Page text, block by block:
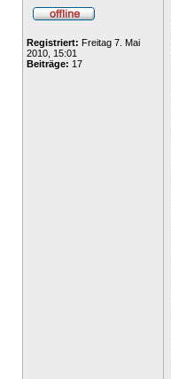
Registriert: Freitag 7. Mai
2010, 15:01
Beiträge: 17